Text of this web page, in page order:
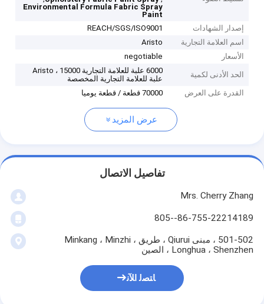
Environmental Formula Fabric Spray
Paint
إصدار الشهادات
REACH/SGS/ISO9001
اسم العلامة التجارية
Aristo
الأسعار
negotiable
الحد الأدنى لكمية
6000 علبة للعلامة التجارية Aristo ، 15000
علبة للعلامة التجارية المخصصة
القدرة على العرض
70000 قطعة / قطعة يوميا
عرض المزيد
تفاصيل الاتصال
Mrs. Cherry Zhang
86-755-22214189--805
501-502 ، مبنى Qiurui ، طريق Minkang ، Minzhi ،
Longhua ، Shenzhen ، الصين
ﺎﺘﺼﻟ ﺍﻶﻧ